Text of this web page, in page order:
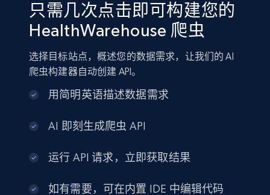
只需几次点击即可构建您的
HealthWarehouse 爬虫
选择目标站点，概述您的数据需求，让我们的 AI
爬虫构建器自动创建 API。
用简明英语描述数据需求
AI 即刻生成爬虫 API
运行 API 请求，立即获取结果
如有需要，可在内置 IDE 中编辑代码